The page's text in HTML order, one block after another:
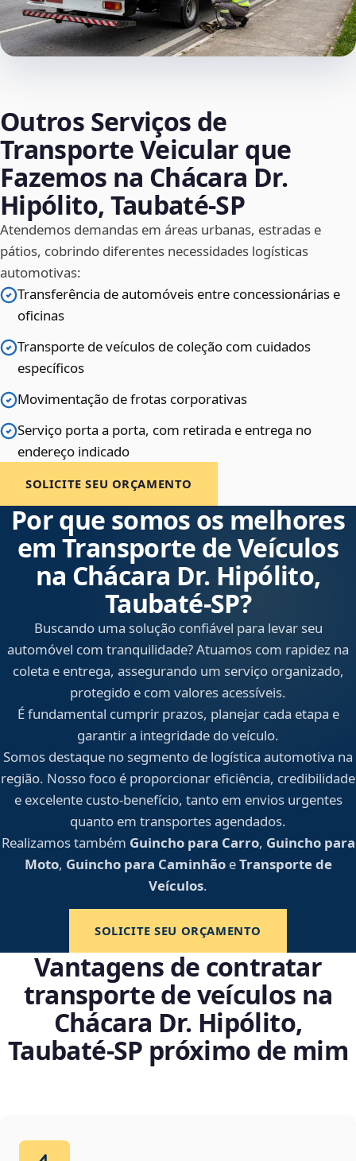
Outros Serviços de
Transporte Veicular que
Fazemos na Chácara Dr.
Hipólito, Taubaté‑SP
Atendemos demandas em áreas urbanas, estradas e
pátios, cobrindo diferentes necessidades logísticas
automotivas:
Transferência de automóveis entre concessionárias e
oficinas
Transporte de veículos de coleção com cuidados
específicos
Movimentação de frotas corporativas
Serviço porta a porta, com retirada e entrega no
endereço indicado
SOLICITE SEU ORÇAMENTO
Por que somos os melhores
em Transporte de Veículos
na Chácara Dr. Hipólito,
Taubaté‑SP?
Buscando uma solução confiável para levar seu
automóvel com tranquilidade? Atuamos com rapidez na
coleta e entrega, assegurando um serviço organizado,
protegido e com valores acessíveis.
É fundamental cumprir prazos, planejar cada etapa e
garantir a integridade do veículo.
Somos destaque no segmento de logística automotiva na
região. Nosso foco é proporcionar eficiência, credibilidade
e excelente custo-benefício, tanto em envios urgentes
quanto em transportes agendados.
Realizamos também Guincho para Carro, Guincho para
Moto, Guincho para CaminhãoeTransporte de
Veículos.
SOLICITE SEU ORÇAMENTO
Vantagens de contratar
transporte de veículos na
Chácara Dr. Hipólito,
Taubaté‑SP próximo de mim